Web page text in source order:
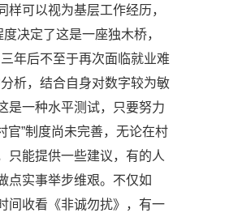
可以视为基层工作经历，
决定了这是一座独木桥，
年后不至于再次面临就业难
析，结合自身对数字较为敏
是一种水平测试，只要努力
官”制度尚未完善，无论在村
只能提供一些建议，有的人
点实事举步维艰。不仅如
间收看《非诚勿扰》，有一